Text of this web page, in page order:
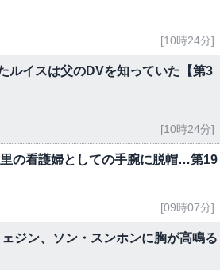
[10時24分]
ルイスは父のDVを知っていた【第3
[10時24分]
の看護婦としての手腕に脱帽…第19
[09時07分]
ジン、ソン・スンホンに胸が高鳴る